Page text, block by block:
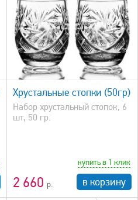
Хрустальные стопки (50гр)
Набор хрустальный стопок, 6
шт, 50 гр.
2 660
купить в 1 клик
в корзину